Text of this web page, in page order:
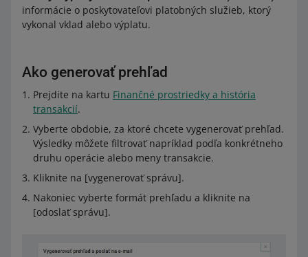
informácie o poskytovateľovi platobných služieb, ktorý
vykonal vklad alebo výplatu.
Ako generovať prehľad
Prejdite na kartu Finančné prostriedky a história
transakcií.
Vyberte obdobie, za ktoré chcete vygenerovať prehľad.
Výsledky môžete filtrovať napríklad podľa konkrétneho
druhu operácie alebo meny transakcie.
Kliknite na [vygenerovať správu].
Nakoniec vyberte formát prehľadu a kliknite na
[odoslať správu].